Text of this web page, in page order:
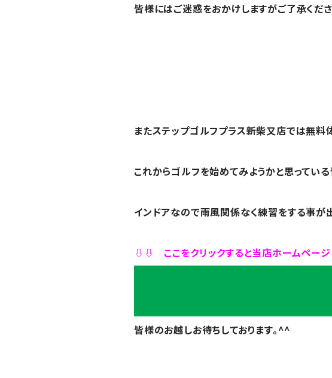
皆様にはご迷惑をおかけしますがご了承くださ
またステップゴルフプラス新柴又店では無料
これからゴルフを始めてみようかと思ってい
インドアなので雨風関係なく練習をする事が
⇩⇩ ここをクリックすると当店ホームページ
皆様のお越しお待ちしております。^^